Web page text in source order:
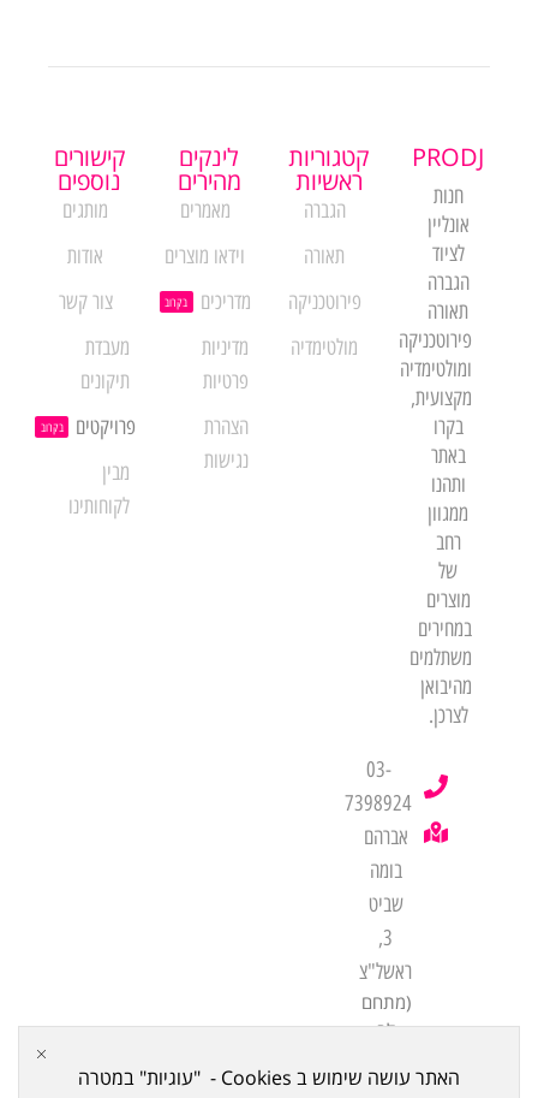
PRODJ
חנות
אונליין
לציוד
הגברה
תאורה
פירוטכניקה
ומולטימדיה
מקצועית,
בקרו
באתר
ותהנו
ממגוון
רחב
של
מוצרים
במחירים
משתלמים
מהיבואן
לצרכן.
03-
7398924
אברהם
בומה
שביט
3,
ראשל"צ
(מתחם
לב
ביתן
קטגוריות
ראשיות
הגברה
תאורה
פירוטכניקה
מולטימדיה
לינקים
מהירים
מאמרים
וידאו מוצרים
מדריכים
בקרוב
מדיניות
פרטיות
הצהרת
נגישות
קישורים
נוספים
מותגים
אודות
צור קשר
מעבדת
תיקונים
פרויקטים
בקרוב
מבין
לקוחותינו
האתר עושה שימוש ב Cookies - "עוגיות" במטרה